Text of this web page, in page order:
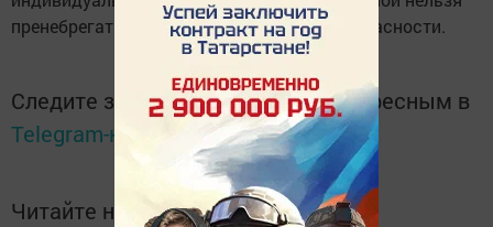
пренебрегать и правилами пожарной безопасности.
Следите за самым важным и интересным в
Telegram-канале
Татмедиа
Читайте новости Татарстана в